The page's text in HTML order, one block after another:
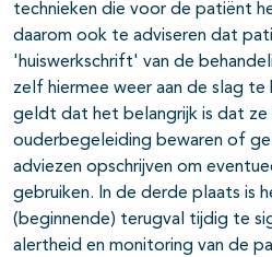
technieken die voor de patiënt
daarom ook te adviseren dat
'huiswerkschrift' van de
zelf hiermee weer aan de slag te
geldt dat het belangrijk is dat ze
ouderbegeleiding bewaren of
adviezen opschrijven om
gebruiken. In de derde plaats is
(beginnende) terugval tijdig te
alertheid en monitoring van de